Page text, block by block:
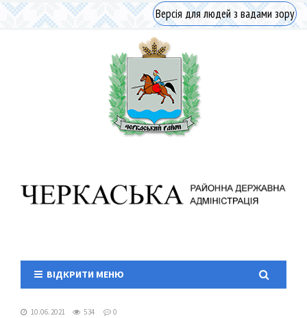
Версія для людей з вадами зору
ВІДКРИТИ МЕНЮ
10.06.2021 534
0